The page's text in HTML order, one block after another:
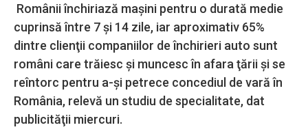
Românii închiriază maşini pentru o durată medie
cuprinsă între 7 şi 14 zile, iar aproximativ 65%
dintre clienţii companiilor de închirieri auto sunt
români care trăiesc şi muncesc în afara ţării şi se
reîntorc pentru a-şi petrece concediul de vară în
România, relevă un studiu de specialitate, dat
publicităţii miercuri.